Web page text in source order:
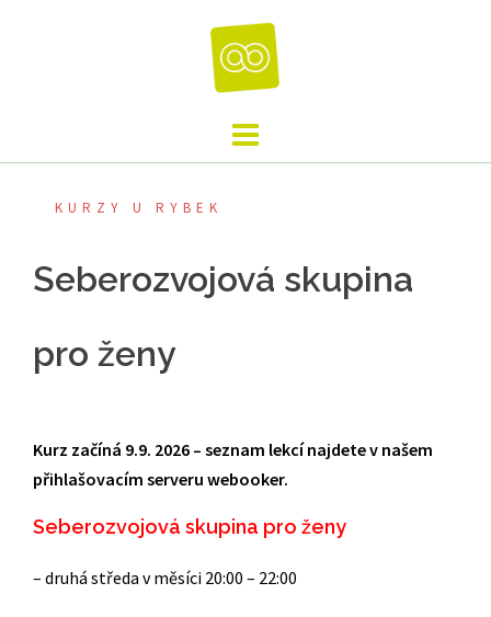
KURZY U RYBEK
Seberozvojová skupina
pro ženy
Kurz začíná 9.9. 2026 – seznam lekcí najdete v našem
přihlašovacím serveru webooker.
Seberozvojová skupina pro ženy
– druhá středa v měsíci 20:00 – 22:00